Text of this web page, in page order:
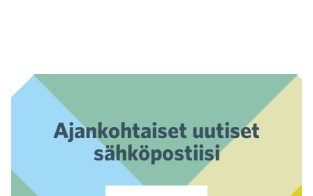
Ajankohtaiset uutiset
sähköpostiisi